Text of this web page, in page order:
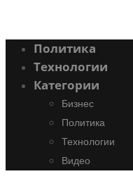
Политика
Технологии
Категории
Бизнес
Политика
Технологии
Видео